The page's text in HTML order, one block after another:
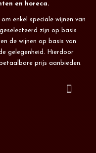
en horeca.
enkel speciale wijnen van
zijn op basis
de wijnen op basis van
gelegenheid. Hierdoor
prijs aanbieden.